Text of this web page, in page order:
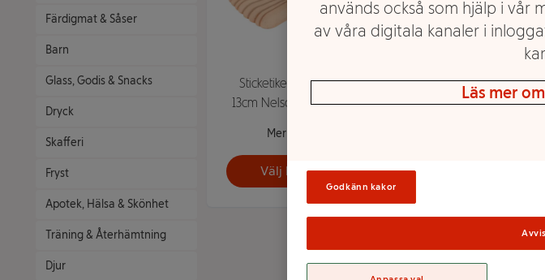
Färdigmat & Såser
Barn
Glass, Godis & Snacks
Dryck
Skafferi
Fryst
Apotek, Hälsa & Skönhet
Träning & Återhämtning
Djur
Sticketikett bambu
13cm Nelson Garden
Mer info
Välj butik
Sticketikett bambu
10cm 15p
används också som hjälp i vår
av våra digitala kanaler i
Läs mer
Godkänn kakor